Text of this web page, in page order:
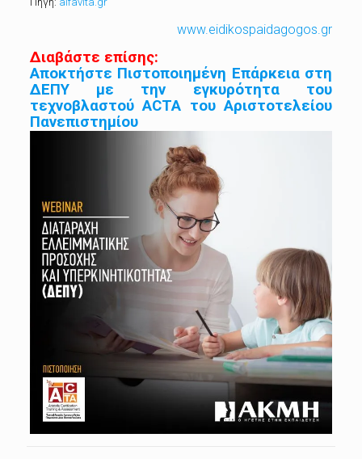
www.eidikospaidagogos.gr
Διαβάστε επίσης:
Αποκτήστε Πιστοποιημένη Επάρκεια στη
ΔΕΠΥ με την εγκυρότητα του
τεχνοβλαστού ACTA του Αριστοτελείου
Πανεπιστημίου